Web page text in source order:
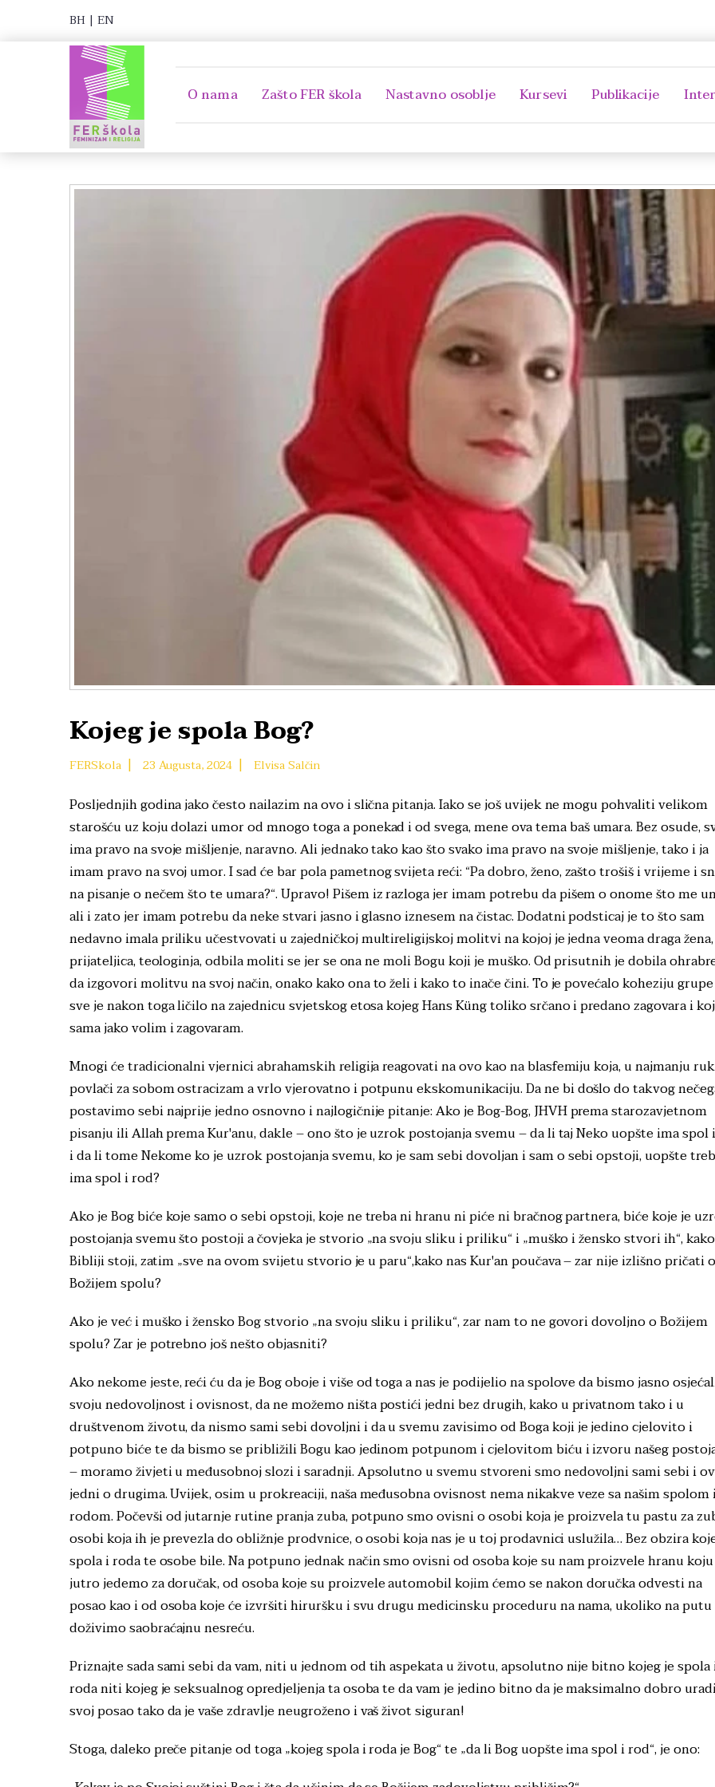
BH | EN
O nama Zašto FER škola Nastavno osoblje Kursevi Publikacije
Kojeg je spola Bog?
FERSkola | 23 Augusta, 2024 | Elvisa Salčin
Posljednjih godina jako često nailazim na ovo i slična pitanja. Iako se još uvijek ne mogu pohvaliti velikom
starošću uz koju dolazi umor od mnogo toga a ponekad i od svega, mene ova tema baš umara. Bez osude,
ima pravo na svoje mišljenje, naravno. Ali jednako tako kao što svako ima pravo na svoje mišljenje, tako i ja
imam pravo na svoj umor. I sad će bar pola pametnog svijeta reći: “Pa dobro, ženo, zašto trošiš i vrijeme i
na pisanje o nečem što te umara?“. Upravo! Pišem iz razloga jer imam potrebu da pišem o onome što me
ali i zato jer imam potrebu da neke stvari jasno i glasno iznesem na čistac. Dodatni podsticaj je to što sam
nedavno imala priliku učestvovati u zajedničkoj multireligijskoj molitvi na kojoj je jedna veoma draga žena,
prijateljica, teologinja, odbila moliti se jer se ona ne moli Bogu koji je muško. Od prisutnih je dobila
da izgovori molitvu na svoj način, onako kako ona to želi i kako to inače čini. To je povećalo koheziju
sve je nakon toga ličilo na zajednicu svjetskog etosa kojeg Hans Küng toliko srčano i predano zagovara i
sama jako volim i zagovaram.
Mnogi će tradicionalni vjernici abrahamskih religija reagovati na ovo kao na blasfemiju koja, u najmanju
povlači za sobom ostracizam a vrlo vjerovatno i potpunu ekskomunikaciju. Da ne bi došlo do takvog
postavimo sebi najprije jedno osnovno i najlogičnije pitanje: Ako je Bog-Bog, JHVH prema starozavjetnom
pisanju ili Allah prema Kur'anu, dakle – ono što je uzrok postojanja svemu – da li taj Neko uopšte ima spol
i da li tome Nekome ko je uzrok postojanja svemu, ko je sam sebi dovoljan i sam o sebi opstoji, uopšte
ima spol i rod?
Ako je Bog biće koje samo o sebi opstoji, koje ne treba ni hranu ni piće ni bračnog partnera, biće koje je
postojanja svemu što postoji a čovjeka je stvorio „na svoju sliku i priliku“ i „muško i žensko stvori ih“,
Bibliji stoji, zatim „sve na ovom svijetu stvorio je u paru“,kako nas Kur'an poučava – zar nije izlišno pričati o
Božijem spolu?
Ako je već i muško i žensko Bog stvorio „na svoju sliku i priliku“, zar nam to ne govori dovoljno o Božijem
spolu? Zar je potrebno još nešto objasniti?
Ako nekome jeste, reći ću da je Bog oboje i više od toga a nas je podijelio na spolove da bismo jasno
svoju nedovoljnost i ovisnost, da ne možemo ništa postići jedni bez drugih, kako u privatnom tako i u
društvenom životu, da nismo sami sebi dovoljni i da u svemu zavisimo od Boga koji je jedino cjelovito i
potpuno biće te da bismo se približili Bogu kao jedinom potpunom i cjelovitom biću i izvoru našeg
– moramo živjeti u međusobnoj slozi i saradnji. Apsolutno u svemu stvoreni smo nedovoljni sami sebi i
jedni o drugima. Uvijek, osim u prokreaciji, naša međusobna ovisnost nema nikakve veze sa našim
rodom. Počevši od jutarnje rutine pranja zuba, potpuno smo ovisni o osobi koja je proizvela tu pastu za
osobi koja ih je prevezla do obližnje prodvnice, o osobi koja nas je u toj prodavnici uslužila… Bez obzira
spola i roda te osobe bile. Na potpuno jednak način smo ovisni od osoba koje su nam proizvele hranu
jutro jedemo za doručak, od osoba koje su proizvele automobil kojim ćemo se nakon doručka odvesti na
posao kao i od osoba koje će izvršiti hiruršku i svu drugu medicinsku proceduru na nama, ukoliko na putu
doživimo saobraćajnu nesreću.
Priznajte sada sami sebi da vam, niti u jednom od tih aspekata u životu, apsolutno nije bitno kojeg je spola
roda niti kojeg je seksualnog opredjeljenja ta osoba te da vam je jedino bitno da je maksimalno dobro
svoj posao tako da je vaše zdravlje neugroženo i vaš život siguran!
Stoga, daleko preče pitanje od toga „kojeg spola i roda je Bog“ te „da li Bog uopšte ima spol i rod“, je ono: